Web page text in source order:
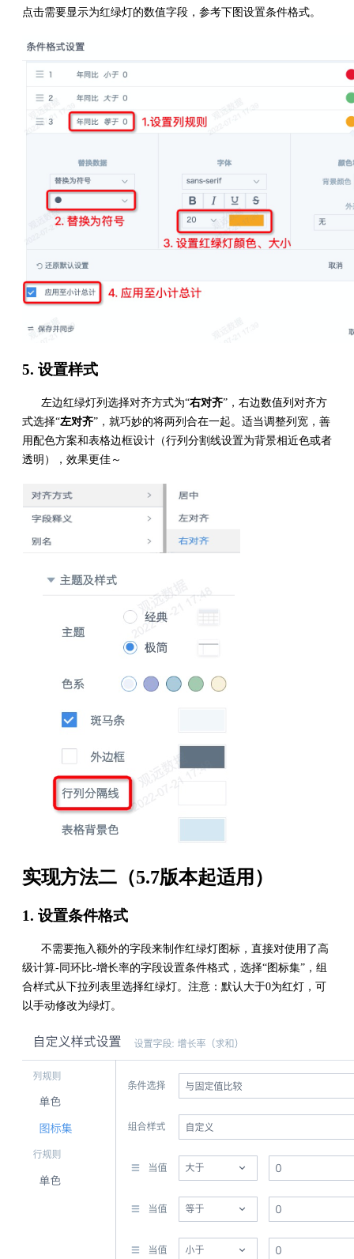
点击需要显示为红绿灯的数值字段，参考下图设置条件格式。
5. 设置样式
左边红绿灯列选择对齐方式为“右对齐”，右边数值列对齐方
式选择“左对齐”，就巧妙的将两列合在一起。适当调整列宽，善
用配色方案和表格边框设计（行列分割线设置为背景相近色或者
透明），效果更佳～
实现方法二（5.7版本起适用）
1. 设置条件格式
不需要拖入额外的字段来制作红绿灯图标，直接对使用了高
级计算-同环比-增长率的字段设置条件格式，选择“图标集”，组
合样式从下拉列表里选择红绿灯。注意：默认大于0为红灯，可
以手动修改为绿灯。